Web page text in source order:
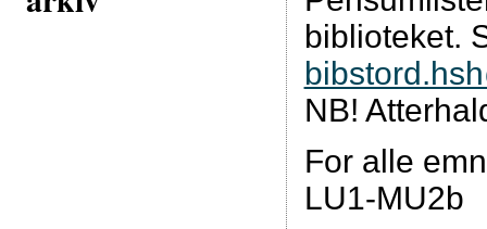
biblioteket.
NB!
For alle
LU1-MU2b